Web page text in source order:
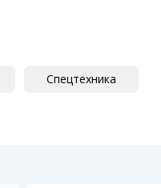
Спецтехника